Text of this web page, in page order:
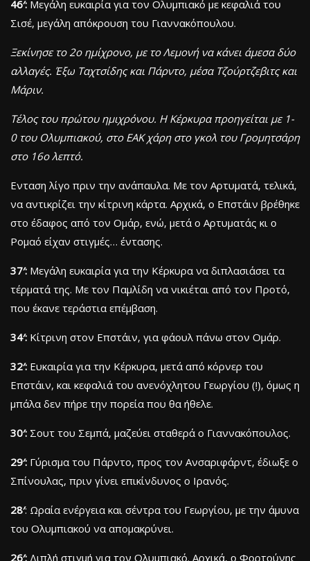
46′: Μεγάλη ευκαιρία για τον Ολυμπιακό με κεφαλιά του
Σισέ, μεγάλη απόκρουση του Γιαννακόπουλου.
Ξεκίνησε το 2ο ημίχρονο, με το Λεμονή να κάνει άμεσα δύο
αλλαγές. Έξω Ταχτσίδης και Πάρντο, μέσα Τζούρτζεβιτς και
Μάριν.
Τέλος του πρώτου ημιχρόνου. Η Κέρκυρα προηγείται με 1-
0 του Ολυμπιακού, στο ΕΑΚ χάρη στο γκολ του Γρομητσάρη
στο 16ο λεπτό.
Ενταση λίγο πριν την ανάπαυλα. Με τον Αρτυματά, τελικά,
να αντικρίζει την κίτρινη κάρτα. Αρχικά, ο Επστάιν βρέθηκε
στο έδαφος από τον Ομάρ, ενώ, μετά ο Αρτυματάς κι ο
Ρομαό είχαν στιγμές… έντασης.
37′: Μεγάλη ευκαιρία για την Κέρκυρα να διπλασιάσει τα
τέρματά της. Με τον Παμλίδη να νικιέται από τον Προτό,
που έκανε τεράστια επέμβαση.
34′: Κίτρινη στον Επστάιν, για φάουλ πάνω στον Ομάρ.
32′: Ευκαιρία για την Κέρκυρα, μετά από κόρνερ του
Επστάιν, και κεφαλιά του ανενόχλητου Γεωργίου (!), όμως η
μπάλα δεν πήρε την πορεία που θα ήθελε.
30′: Σουτ του Σεμπά, μαζεύει σταθερά ο Γιαννακόπουλος.
29′: Γύρισμα του Πάρντο, προς τον Ανσαριφάρντ, έδιωξε ο
Σπίνουλας, πριν γίνει επικίνδυνος ο Ιρανός.
28′: Ωραία ενέργεια και σέντρα του Γεωργίου, με την άμυνα
του Ολυμπιακού να απομακρύνει.
26′: Διπλή στιγμή για τον Ολυμπιακό. Αρχικά, ο Φορτούνης